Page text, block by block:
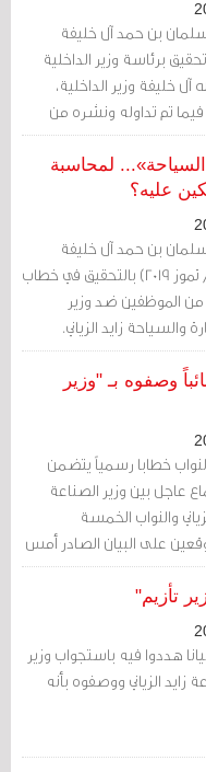
بن حمد آل خليفة
برئاسة وزير الداخلية
آل خليفة وزير الداخلية،
تم تداوله ونشره من
قبل مسؤولين في السياحة
لمحاسبة
عليه؟
بن حمد آل خليفة
الاثنين (1 يوليو/ تموز 2019) بالتحقيق في خطاب
الموظفين ضد وزير
والسياحة زايد الزياني.
يطلب اجتماعا عاجلاً بـ 25 نائباً وصفوه بـ "وزير
خطابا رسمياً يتضمن
عاجل بين وزير الصناعة
والنواب الخمسة
على البيان الصادر أمس
فيه الوزير بـ "وزير التأزيم"
نائبا بيانا هددوا فيه باستجواب وزير
زايد الزياني ووصفوه بأنه